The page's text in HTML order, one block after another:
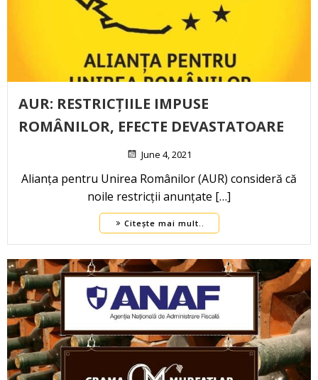
AUR: RESTRICȚIILE IMPUSE
ROMÂNILOR, EFECTE DEVASTATOARE
June 4, 2021
Alianța pentru Unirea Românilor (AUR) consideră că
noile restricții anunțate […]
Citește mai mult..